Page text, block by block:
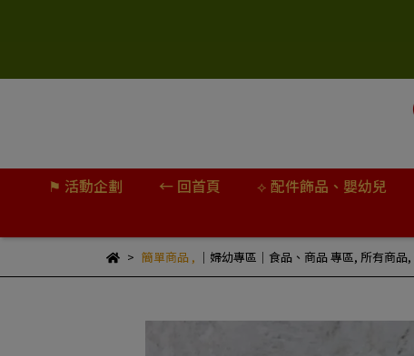
⚑ 活動企劃 ← 回首頁 ⟡ 配件飾品、嬰幼兒
簡單商品, ｜婦幼專區｜食品、商品 專區, 所有商品,